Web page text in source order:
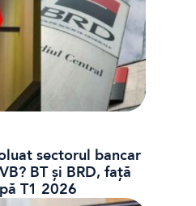
sectorul bancar
BT și BRD, față
T1 2026